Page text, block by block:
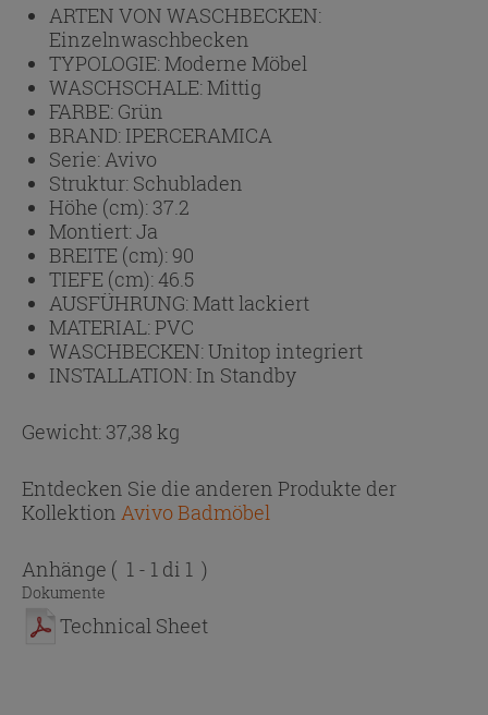
ARTEN VON WASCHBECKEN:
Einzelnwaschbecken
TYPOLOGIE:Moderne Möbel
WASCHSCHALE:Mittig
FARBE: Grün
BRAND: IPERCERAMICA
Serie: Avivo
Struktur: Schubladen
Höhe (cm): 37.2
Montiert:Ja
BREITE (cm): 90
TIEFE (cm):46.5
AUSFÜHRUNG:Matt lackiert
MATERIAL:PVC
WASCHBECKEN:Unitop integriert
INSTALLATION: In Standby
Gewicht: 37,38 kg
Entdecken Sie die anderen Produkte der
Kollektion Avivo Badmöbel
Anhänge ( 1 - 1 di 1 )
Dokumente
Technical Sheet